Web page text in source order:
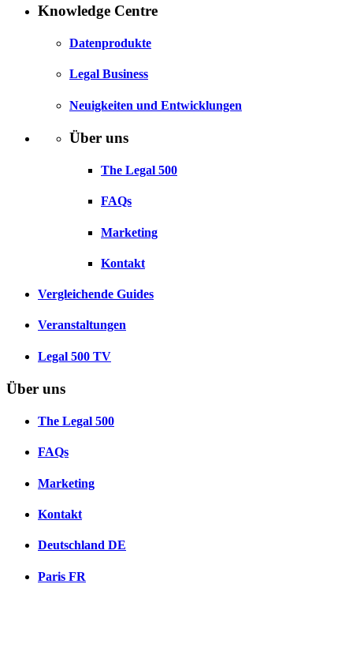
Knowledge Centre
Datenprodukte
Legal Business
Neuigkeiten und Entwicklungen
Über uns
The Legal 500
FAQs
Marketing
Kontakt
Vergleichende Guides
Veranstaltungen
Legal 500 TV
Über uns
The Legal 500
FAQs
Marketing
Kontakt
Deutschland DE
Paris FR